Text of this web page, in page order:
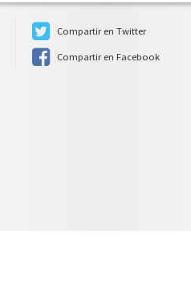
Compartir en Twitter
Compartir en Facebook